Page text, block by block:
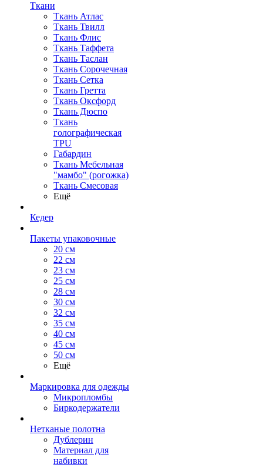
Ткани
Ткань Атлас
Ткань Твилл
Ткань Флис
Ткань Таффета
Ткань Таслан
Ткань Сорочечная
Ткань Сетка
Ткань Гретта
Ткань Оксфорд
Ткань Дюспо
Ткань
голографическая
TPU
Габардин
Ткань Мебельная
"мамбо" (рогожка)
Ткань Смесовая
Ещё
Кедер
Пакеты упаковочные
20 см
22 см
23 см
25 см
28 см
30 см
32 см
35 см
40 см
45 см
50 см
Ещё
Маркировка для одежды
Микропломбы
Биркодержатели
Нетканые полотна
Дублерин
Материал для
набивки